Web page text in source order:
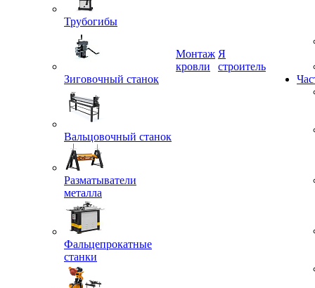
Трубогибы
Зиговочный станок
Вальцовочный станок
Разматыватели
металла
Фальцепрокатные
станки
Монтаж
Я